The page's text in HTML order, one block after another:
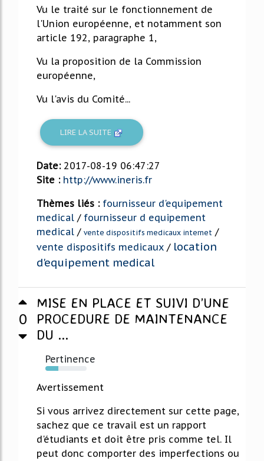
Vu le traité sur le fonctionnement de
l'Union européenne, et notamment son
article 192, paragraphe 1,
Vu la proposition de la Commission
européenne,
Vu l'avis du Comité...
LIRE LA SUITE
Date: 2017-08-19 06:47:27
Site : http://www.ineris.fr
Thèmes liés : fournisseur d'equipement
medical / fournisseur d equipement
medical / vente dispositifs medicaux internet /
vente dispositifs medicaux / location
d'equipement medical
0
MISE EN PLACE ET SUIVI D’UNE
PROCEDURE DE MAINTENANCE
DU ...
Pertinence
32%
Avertissement
Si vous arrivez directement sur cette page,
sachez que ce travail est un rapport
d'étudiants et doit être pris comme tel. Il
peut donc comporter des imperfections ou